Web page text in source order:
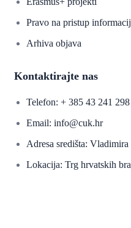
​​​​​​​Pravo na pristup
Arhiva objava
Kontaktirajte nas
Telefon: + 385 43 241 298
Email: info@cuk.hr
Adresa središta: Vladimira
Lokacija: Trg hrvatskih